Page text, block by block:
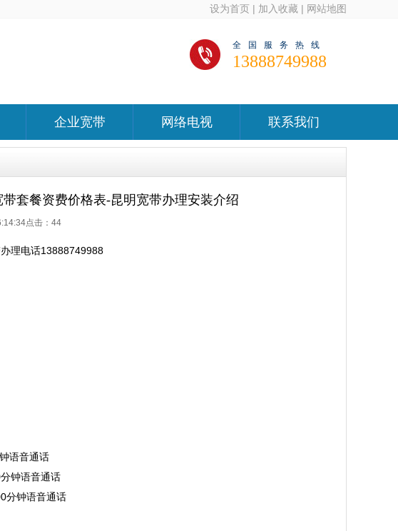
设为首页 | 加入收藏 | 网站地图
全国服务热线
13888749988
企业宽带 网络电视 联系我们
套餐资费价格表-昆明宽带办理安装介绍
点击： 44
理电话13888749988
语音通话
钟语音通话
分钟语音通话